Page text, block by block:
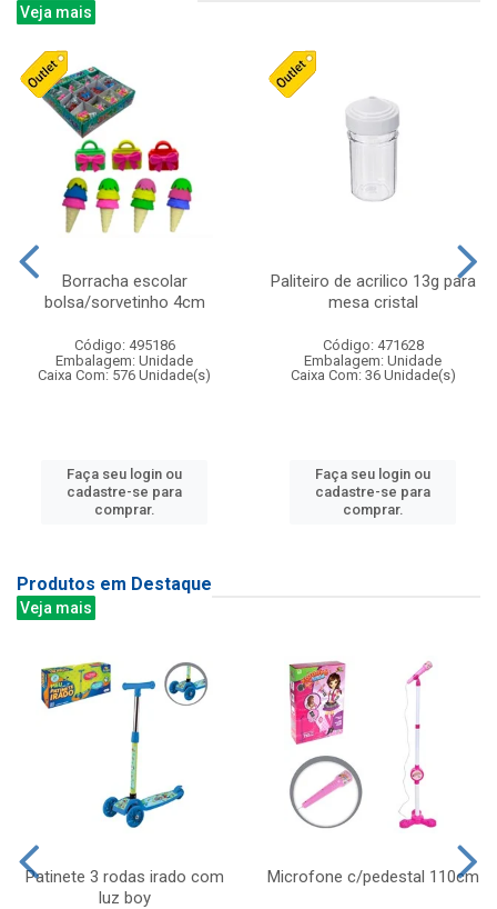
Veja mais
Borracha escolar
bolsa/sorvetinho 4cm
Código: 495186
Embalagem: Unidade
Caixa Com: 576 Unidade(s)
Faça seu login ou
cadastre-se para
comprar.
Paliteiro de acrilico 13g para
mesa cristal
Código: 471628
Embalagem: Unidade
Caixa Com: 36 Unidade(s)
Faça seu login ou
cadastre-se para
comprar.
Produtos em Destaque
Veja mais
Patinete 3 rodas irado com
luz boy
Microfone c/pedestal 110cm